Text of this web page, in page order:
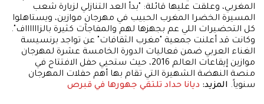
المغربي، وعلقت عليها قائلة: "بدأ العد التنازلي لزيارة شعب
المسيرة الخضرا المغرب الحبيب في مهرجان موازين، ويستاهلوا
كل التحضيرات اللي عم بجهزها لهم والمفاجآت كثيرة بالزااااااف".
وكانت قد أعلنت جمعية "مغرب الثقافات" عن تواجد برنسيسة
الغناء العربي ضمن فعاليات الدورة الخامسة عشرة لمهرجان
موازين إيقاعات العالم 2016، حيث ستحيي حفل الافتتاح في
منصة النهضة الشهيرة التي تقام بها أهم حفلات المهرجان
سنوياً. المزيد: ديانا حداد تلتقي جهورها في قبرص